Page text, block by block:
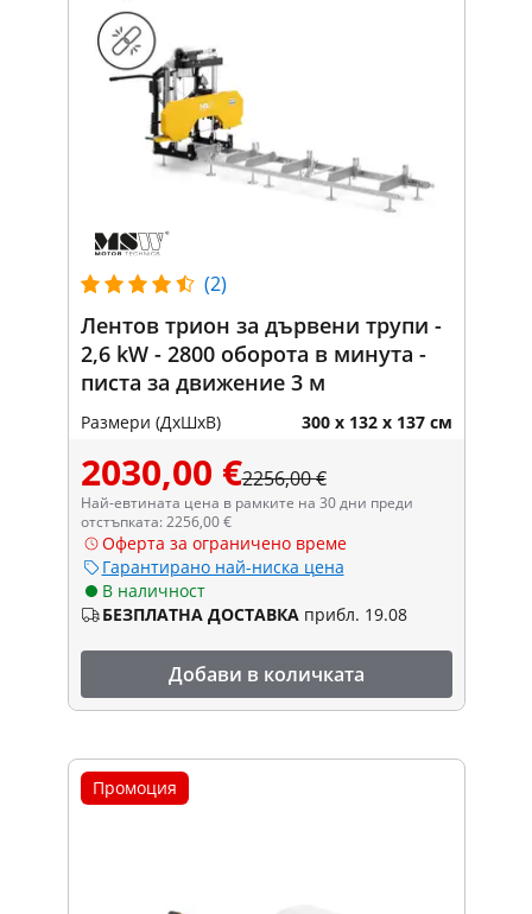
(2)
Лентов трион за дървени трупи -
2,6 kW - 2800 оборота в минута -
писта за движение 3 м
Размери (ДxШxВ) 300 x 132 x 137 см
2030,00 €2256,00 €
Най-евтината цена в рамките на 30 дни преди
отстъпката: 2256,00 €
Оферта за ограничено време
Гарантирано най-ниска цена
В наличност
БЕЗПЛАТНА ДОСТАВКА прибл. 19.08
Добави в количката
Промоция